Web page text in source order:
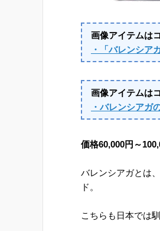
画像アイテムは
・「バレンシア
画像アイテムは
・バレンシアガ
価格60,000円～
バレンシアガとは
ド。
こちらも日本では